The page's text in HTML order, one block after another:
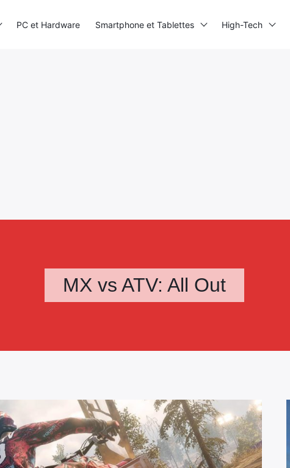
MX vs ATV: All Out
PC et Hardware Smartphone et Tablettes High-Tech